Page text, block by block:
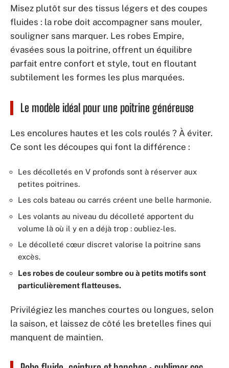
Misez plutôt sur des tissus légers et des coupes
fluides : la robe doit accompagner sans mouler,
souligner sans marquer. Les robes Empire,
évasées sous la poitrine, offrent un équilibre
parfait entre confort et style, tout en floutant
subtilement les formes les plus marquées.
Le modèle idéal pour une poitrine généreuse
Les encolures hautes et les cols roulés ? À éviter.
Ce sont les découpes qui font la différence :
Les décolletés en V profonds sont à réserver aux
petites poitrines.
Les cols bateau ou carrés créent une belle harmonie.
Les volants au niveau du décolleté apportent du
volume là où il y en a déjà trop : oubliez-les.
Le décolleté cœur discret valorise la poitrine sans
excès.
Les robes de couleur sombre ou à petits motifs sont
particulièrement flatteuses.
Privilégiez les manches courtes ou longues, selon
la saison, et laissez de côté les bretelles fines qui
manquent de maintien.